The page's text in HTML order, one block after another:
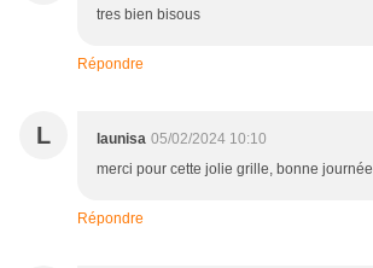
tres bien bisous
Répondre
L launisa 05/02/2024 10:10
merci pour cette jolie grille, bonne journée
Répondre